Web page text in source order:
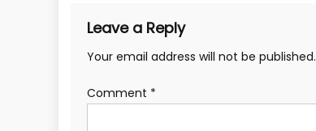
Leave a Reply
Your email address will not be published.
Comment *